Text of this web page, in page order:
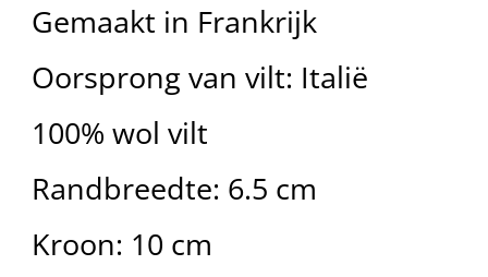
Gemaakt in Frankrijk
Oorsprong van vilt: Italië
100% wol vilt
Randbreedte: 6.5 cm
Kroon: 10 cm